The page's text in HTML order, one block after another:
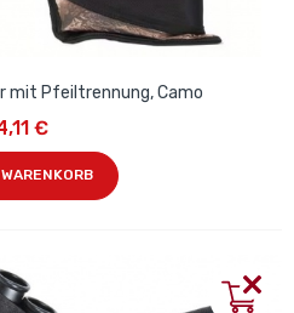
mit Pfeiltrennung, Camo
€